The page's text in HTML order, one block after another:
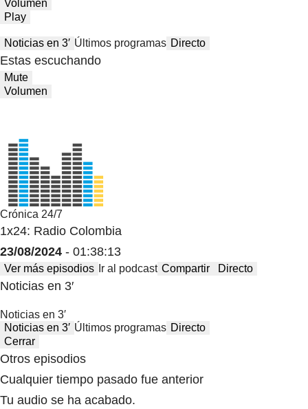
Volumen
Play
Noticias en 3′ Últimos programas Directo
Estas escuchando
Mute
Volumen
Crónica 24/7
1x24: Radio Colombia
23/08/2024 - 01:38:13
Ver más episodios Ir al podcast Compartir Directo
Noticias en 3′
Noticias en 3′
Noticias en 3′ Últimos programas Directo
Cerrar
Otros episodios
Cualquier tiempo pasado fue anterior
Tu audio se ha acabado.